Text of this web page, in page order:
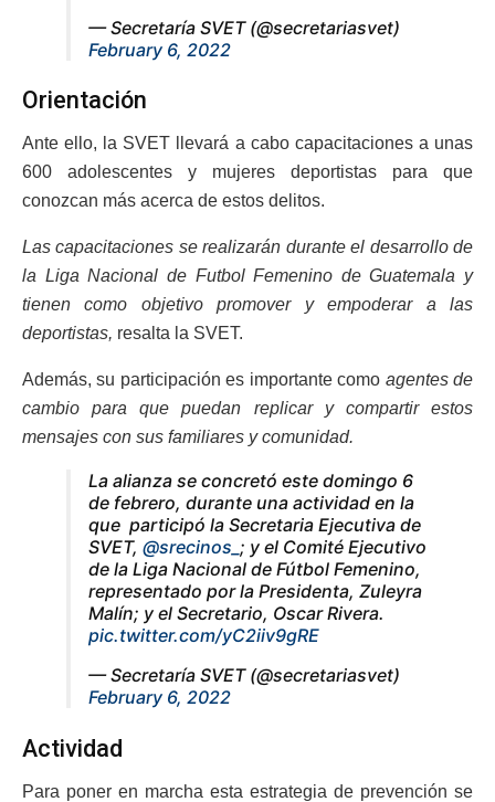
— Secretaría SVET (@secretariasvet)
February 6, 2022
Orientación
Ante ello, la SVET llevará a cabo capacitaciones a unas
600 adolescentes y mujeres deportistas para que
conozcan más acerca de estos delitos.
Las capacitaciones se realizarán durante el desarrollo de
la Liga Nacional de Futbol Femenino de Guatemala y
tienen como objetivo promover y empoderar a las
deportistas, resalta la SVET.
Además, su participación es importante como agentes de
cambio para que puedan replicar y compartir estos
mensajes con sus familiares y comunidad.
La alianza se concretó este domingo 6
de febrero, durante una actividad en la
que participó la Secretaria Ejecutiva de
SVET, @srecinos_ ; y el Comité Ejecutivo
de la Liga Nacional de Fútbol Femenino,
representado por la Presidenta, Zuleyra
Malín; y el Secretario, Oscar Rivera.
pic.twitter.com/yC2iiv9gRE
— Secretaría SVET (@secretariasvet)
February 6, 2022
Actividad
Para poner en marcha esta estrategia de prevención se